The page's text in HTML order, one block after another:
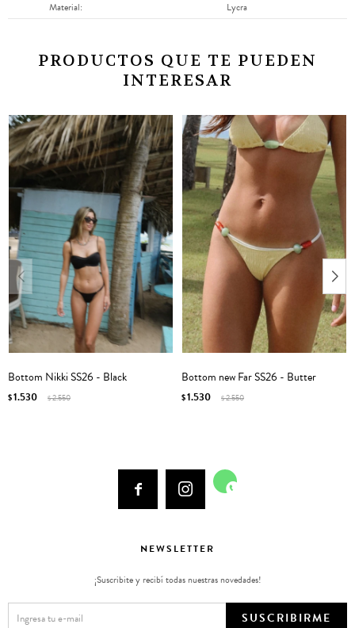
Material Lycra
PRODUCTOS QUE TE PUEDEN
INTERESAR
Bottom Nikki SS26 - Black
$1.530 $2.550
Bottom new Far SS26 - Butter
$1.530 $2.550
  
NEWSLETTER
¡Suscribite y recibí todas nuestras novedades!
SUSCRIBIRME